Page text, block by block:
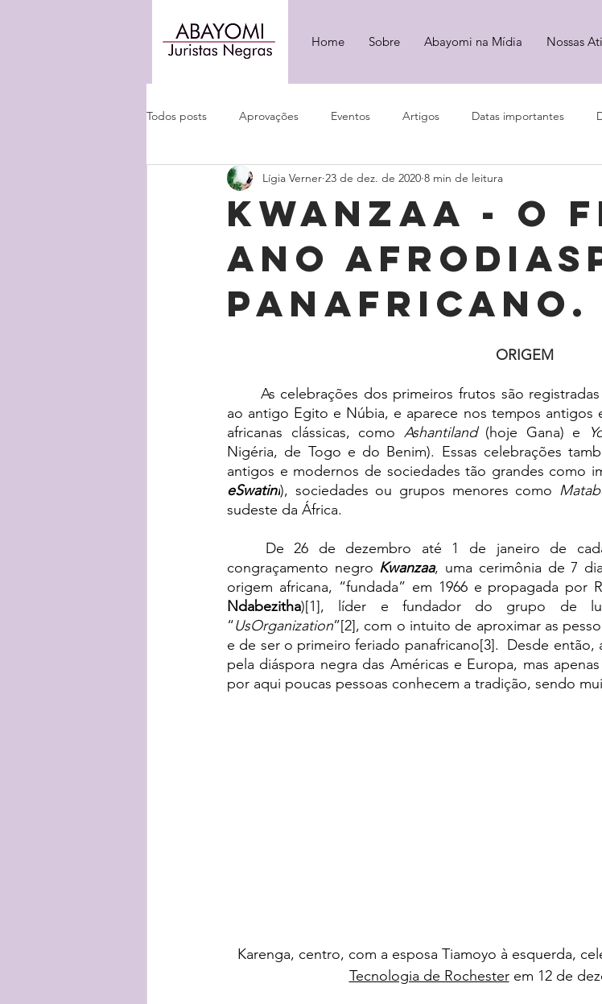
Home Sobre Abayomi na Mídia Nossas
Todos posts Aprovações Eventos Artigos Datas importantes
KWANZAA - o
ano
panafricano.
Lígia Verner 23 de dez. de 2020 8 min de leitura
ORIGEM
As celebrações dos primeiros frutos são
ao antigo Egito e Núbia, e aparece nos tempos antigos
africanas clássicas, como Ashantiland (hoje Gana) e
Nigéria, de Togo e do Benim). Essas celebrações
eSwatini), sociedades ou grupos menores como
sudeste da África.
De 26 de dezembro até 1 de janeiro de
congraçamento negro Kwanzaa, uma cerimônia de 7
origem africana, “fundada” em 1966 e propagada por
Ndabezitha)[1], líder e fundador do grupo de
“UsOrganization”[2], com o intuito de aproximar as
e de ser o primeiro feriado panafricano[3]. Desde então,
pela diáspora negra das Américas e Europa, mas
por aqui poucas pessoas conhecem a tradição, sendo
Karenga, centro, com a esposa Tiamoyo à esquerda,
Tecnologia de Rochester em 12 de